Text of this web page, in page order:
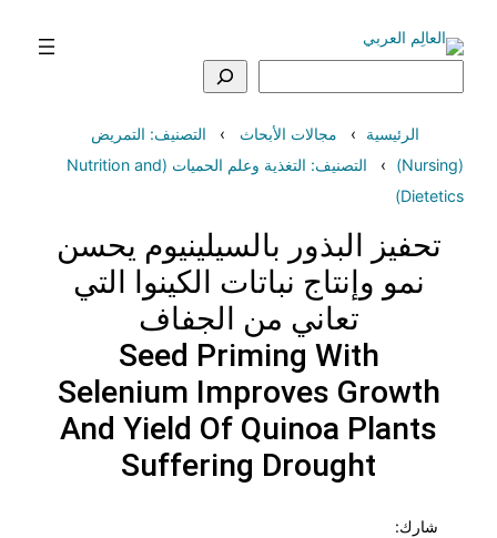
المحتوى
الرئيسية مجالات الأبحاث
التصنيف: التمريض
(Nursing)
التصنيف: التغذية وعلم الحميات (Nutrition and
Dietetics)
تحفيز البذور بالسيلينيوم يحسن
نمو وإنتاج نباتات الكينوا التي
تعاني من الجفاف
Seed Priming With
Selenium Improves Growth
And Yield Of Quinoa Plants
Suffering Drought
شارك: